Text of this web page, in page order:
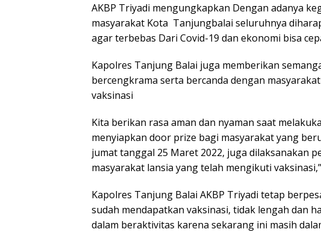
AKBP Triyadi mengungkapkan Dengan adanya
masyarakat Kota Tanjungbalai seluruhnya
agar terbebas Dari Covid-19 dan ekonomi bisa
Kapolres Tanjung Balai juga memberikan
bercengkrama serta bercanda dengan
vaksinasi
Kita berikan rasa aman dan nyaman saat
menyiapkan door prize bagi masyarakat yang
jumat tanggal 25 Maret 2022, juga dilaksanakan
masyarakat lansia yang telah mengikuti
Kapolres Tanjung Balai AKBP Triyadi tetap
sudah mendapatkan vaksinasi, tidak lengah dan
dalam beraktivitas karena sekarang ini masih